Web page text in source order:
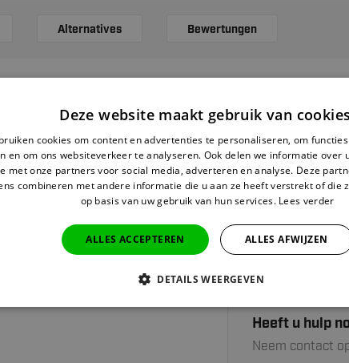
Alternatives Bewertungen
GERELATEERDE
Heeft u hulp
Neem contact
Deze website maakt gebruik van
cookies om content en advertenties te personaliseren, om
en om ons websiteverkeer te analyseren. Ook delen we informatie over
met onze partners voor social media, adverteren en analyse. Deze
combineren met andere informatie die u aan ze heeft verstrekt of die
op basis van uw gebruik van hun services. Lees verder
ALLES ACCEPTEREN ALLES AFWIJZEN
DETAILS WEERGEVEN